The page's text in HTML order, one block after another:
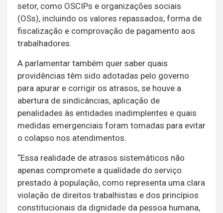
setor, como OSCIPs e organizações sociais
(OSs), incluindo os valores repassados, forma de
fiscalização e comprovação de pagamento aos
trabalhadores.
A parlamentar também quer saber quais
providências têm sido adotadas pelo governo
para apurar e corrigir os atrasos, se houve a
abertura de sindicâncias, aplicação de
penalidades às entidades inadimplentes e quais
medidas emergenciais foram tomadas para evitar
o colapso nos atendimentos.
“Essa realidade de atrasos sistemáticos não
apenas compromete a qualidade do serviço
prestado à população, como representa uma clara
violação de direitos trabalhistas e dos princípios
constitucionais da dignidade da pessoa humana,